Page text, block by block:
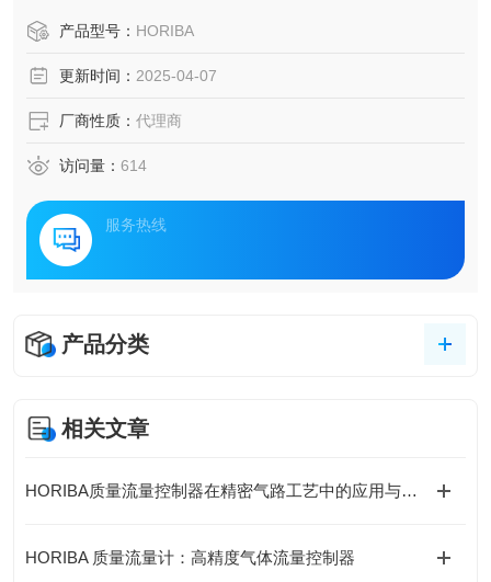
产品型号： HORIBA
更新时间： 2025-04-07
厂商性质： 代理商
访问量： 614
服务热线
产品分类
相关文章
HORIBA质量流量控制器在精密气路工艺中的应用与价值
HORIBA 质量流量计：高精度气体流量控制器